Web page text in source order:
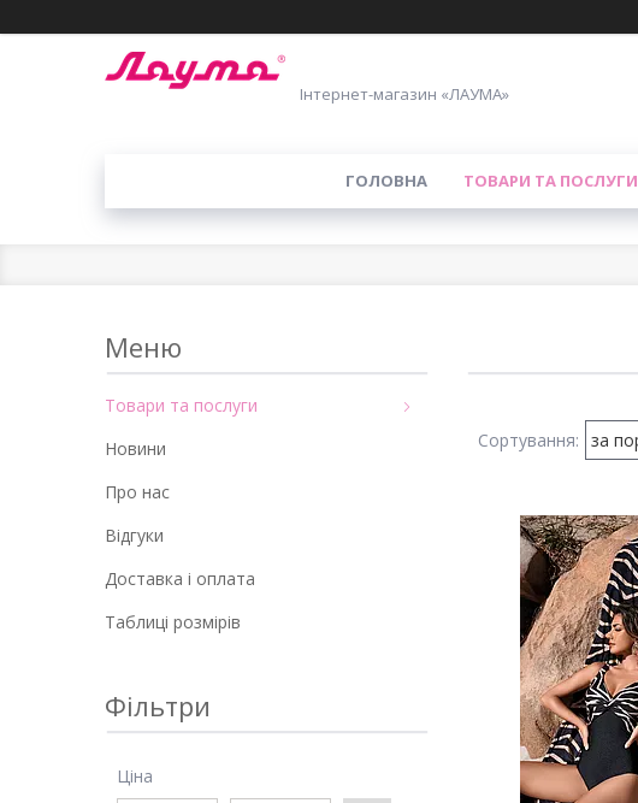
Інтернет-магазин «ЛАУМА»
ГОЛОВНА ТОВАРИ ТА ПОСЛУГИ
Товари та послуги
Новини
Про нас
Відгуки
Доставка і оплата
Таблиці розмірів
Фільтри
Ціна